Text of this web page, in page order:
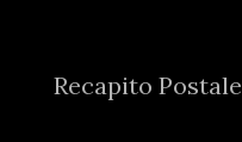
Recapito Postale